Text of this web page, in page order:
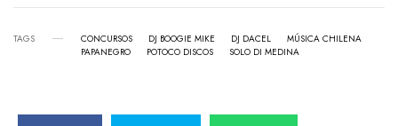
TAGS CONCURSOS DJ BOOGIE MIKE DJ DACEL
MÚSICA CHILENA
PAPANEGRO
POTOCO DISCOS SOLO DI MEDINA